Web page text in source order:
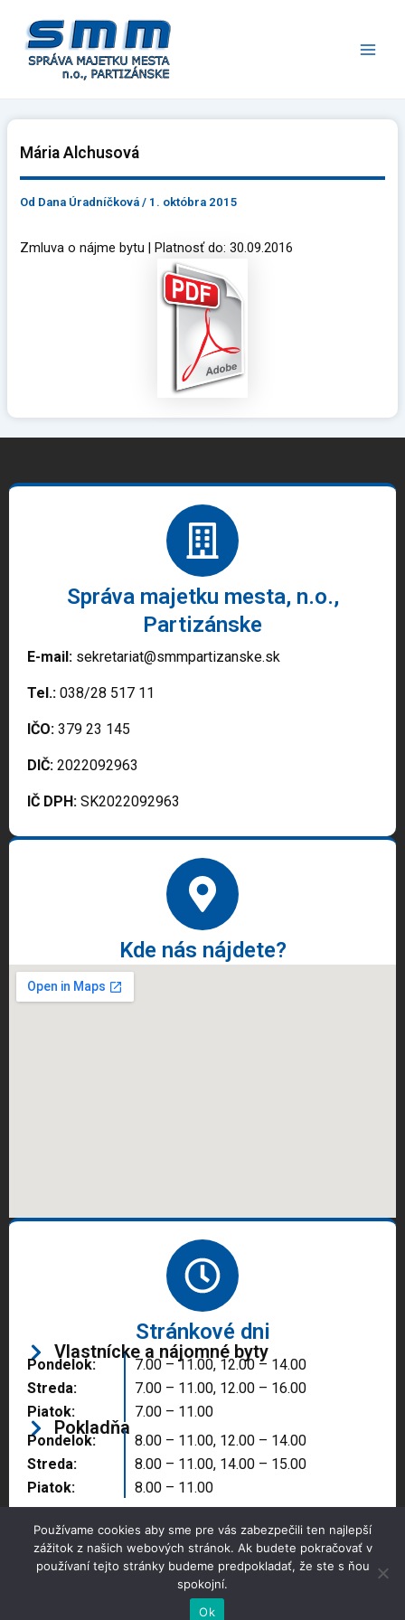
obsah
Mária Alchusová
Od Dana Úradníčková/ 1. októbra 2015
Zmluva o nájme bytu | Platnosť do: 30.09.2016
Správa majetku mesta, n.o.,
Partizánske
E-mail: sekretariat@smmpartizanske.sk
Tel.: 038/28 517 11
IČO: 379 23 145
DIČ: 2022092963
IČ DPH: SK2022092963
Kde nás nájdete?
Stránkové dni
Vlastnícke a nájomné byty
Pondelok:
Streda:
Piatok:
7.00 – 11.00, 12.00 – 14.00
7.00 – 11.00, 12.00 – 16.00
7.00 – 11.00
Pokladňa
Pondelok:
Streda:
Piatok:
8.00 – 11.00, 12.00 – 14.00
8.00 – 11.00, 14.00 – 15.00
8.00 – 11.00
Copyright © 2025 Správa majetku mesta, n.o.,
Partizánske
Používame cookies aby sme pre vás zabezpečili ten najlepší
zážitok z našich webových stránok. Ak budete pokračovať v
používaní tejto stránky budeme predpokladať, že ste s ňou
spokojní.
Ok